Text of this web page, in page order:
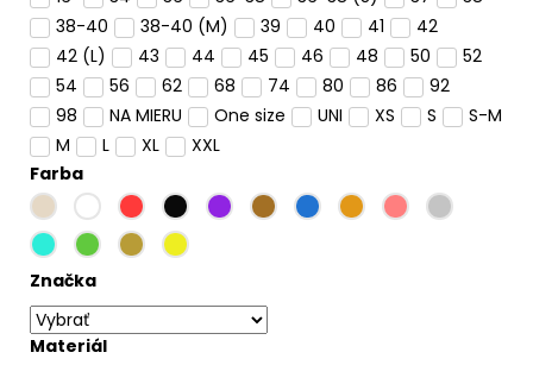
38-40
38-40 (M) 39 40 41
42
42 (L)
43 44 45 46 48 50
52
54
56 62 68 74 80 86
92
98
NA MIERU One size UNI XS S
S-M
M
L XL
XXL
Farba
Značka
Materiál